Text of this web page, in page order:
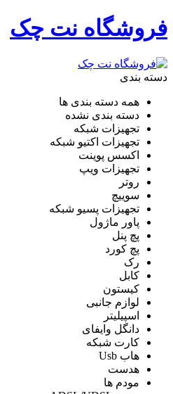
فروشگاه نت چک
دسته بندی
همه دسته بندی ها
دسته بندی نشده
تجهیزات شبکه
تجهیزات اکتیو شبکه
اکسس پوینت
تجهیزات ویپ
روتر
سوییچ
تجهیزات پسیو شبکه
پاور ماژول
پچ پنل
پچ کورد
رک
کابل
کیستون
لوازم جانبی
اسپیلیتر
دانگل وایفای
کارت شبکه
هاب Usb
هدست
مودم ها